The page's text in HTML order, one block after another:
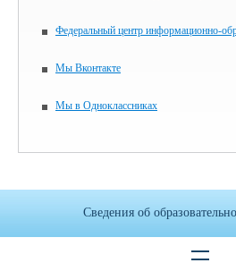
Федеральный центр информационно-
Мы Вконтакте
Мы в Одноклассниках
Сведения об